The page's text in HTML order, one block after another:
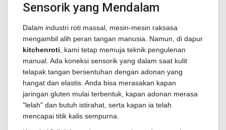
Sensorik yang Mendalam
Dalam industri roti massal, mesin-mesin raksasa
mengambil alih peran tangan manusia. Namun, di dapur
kitchenroti , kami tetap memuja teknik pengulenan
manual. Ada koneksi sensorik yang dalam saat kulit
telapak tangan bersentuhan dengan adonan yang
hangat dan elastis. Anda bisa merasakan kapan
jaringan gluten mulai terbentuk, kapan adonan merasa
"lelah" dan butuh istirahat, serta kapan ia telah
mencapai titik kalis sempurna.